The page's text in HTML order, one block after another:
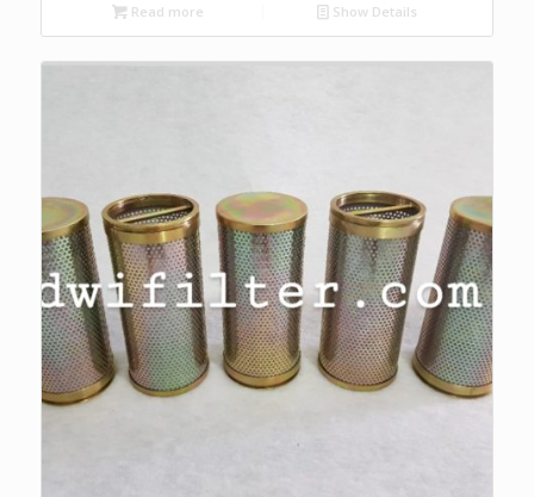
Read more Show Details